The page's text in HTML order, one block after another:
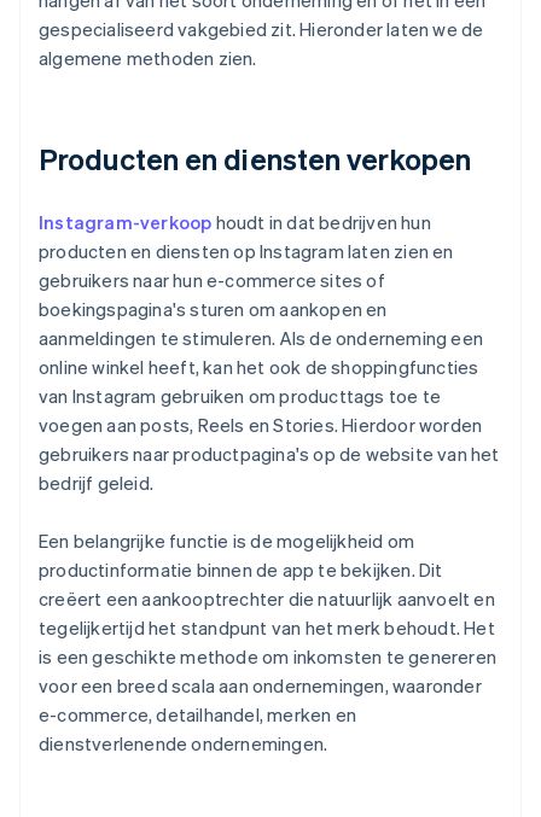
gespecialiseerd vakgebied zit. Hieronder laten we de
algemene methoden zien.
Producten en diensten verkopen
Instagram-verkoop houdt in dat bedrijven hun
producten en diensten op Instagram laten zien en
gebruikers naar hun e-commerce sites of
boekingspagina's sturen om aankopen en
aanmeldingen te stimuleren. Als de onderneming een
online winkel heeft, kan het ook de shoppingfuncties
van Instagram gebruiken om producttags toe te
voegen aan posts, Reels en Stories. Hierdoor worden
gebruikers naar productpagina's op de website van het
bedrijf geleid.
Een belangrijke functie is de mogelijkheid om
productinformatie binnen de app te bekijken. Dit
creëert een aankooptrechter die natuurlijk aanvoelt en
tegelijkertijd het standpunt van het merk behoudt. Het
is een geschikte methode om inkomsten te genereren
voor een breed scala aan ondernemingen, waaronder
e-commerce, detailhandel, merken en
dienstverlenende ondernemingen.